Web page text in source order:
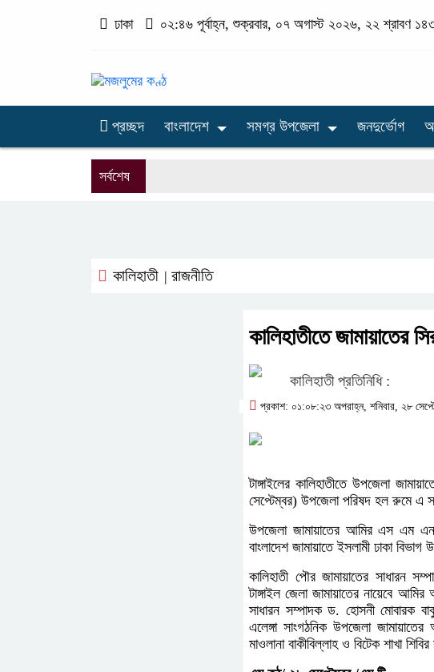
ঢাকা ০২:৪৬ পূর্বাহ্ন, শুক্রবার, ০৭ অগাস্ট ২০২৬, ২২ শ্রাবণ ১৪৩৩
প্রচ্ছদ বাংলাদেশ সমগ্র উপজেলা জনদুর্ভোগ
সর্বশেষ
কালিহাতী | রাজনীতি
কালিহাতীতে জামায়াতের
কালিহাতী প্রতিনিধি :
প্রকাশ: ০১:০৮:২৩ অপরাহ্ন, শনিবার, ২৮
টাঙ্গাইলের কালিহাতীতে উপজেলা
সেপ্টেম্বর) উপজেলা পরিষদ হল রুমে এ
উপজেলা জামায়াতের আমির এস এম
বাংলাদেশ জামায়াতে ইসলামী ঢাকা
কালিহাতী পৌর জামায়াতের সাধারন
টাঙ্গাইল জেলা জামায়াতের নায়েবে
সাধারন সম্পাদক ড. হোসনী মোবারক
এলেঙ্গা সাংগঠনিক উপজেলা
মাওলানা বাকীবিল্লাহ ও বিটেক শাখা